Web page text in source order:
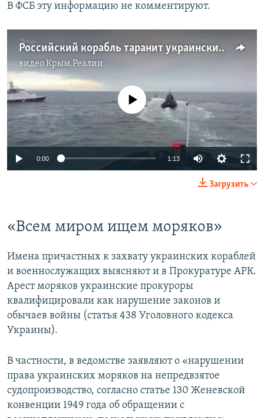
В ФСБ эту информацию не комментируют.
Российский корабль таранит украинский буксир (видео)
видеоКрым.Реалии
No media source currently available
0:00 1:13
Загрузить
«Всем миром ищем моряков»
Имена причастных к захвату украинских кораблей
и военнослужащих выясняют и в Прокуратуре АРК.
Арест моряков украинские прокуроры
квалифицировали как нарушение законов и
обычаев войны (статья 438 Уголовного кодекса
Украины).
В частности, в ведомстве заявляют о «нарушении
права украинских моряков на непредвзятое
судопроизводство, согласно статье 130 Женевской
конвенции 1949 года об обращении с